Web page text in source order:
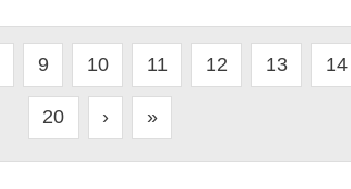
9 10 11 12 13 14
20 › »